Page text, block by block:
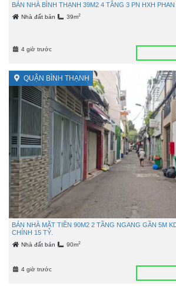
BÁN NHÀ BÌNH THẠNH 39M2 4 TẦNG 3 PN HXH
Nhà đất bán 39m2
4 giờ trước
QUẬN BÌNH THẠNH
BÁN NHÀ MẶT TIỀN 90M2 2 TẦNG NGANG GẦN 5M
CHÍNH 15 TỶ.
Nhà đất bán 90m2
4 giờ trước